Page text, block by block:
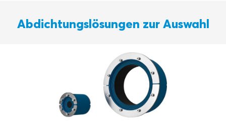
Abdichtungslösungen zur Auswahl